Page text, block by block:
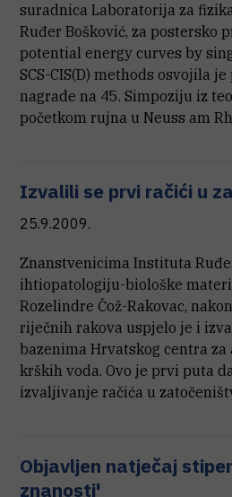
suradnica Laboratorija za
Ruđer Bošković, za postersko
potential energy curves by
SCS-CIS(D) methods osvojila
nagrade na 45. Simpoziju iz
početkom rujna u Neuss am
Izvalili se prvi račići u
25.9.2009.
Znanstvenicima Instituta
ihtiopatologiju-biološke
Rozelindre Čož-Rakovac,
riječnih rakova uspjelo je i
bazenima Hrvatskog centra
krških voda. Ovo je prvi puta
izvaljivanje račića u
Objavljen natječaj
znanosti'